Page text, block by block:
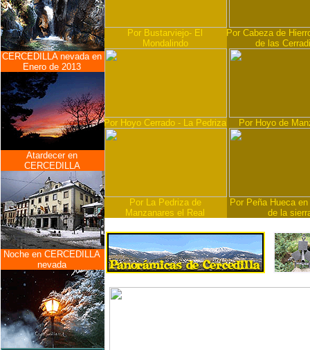
CERCEDILLA nevada en
Enero de 2013
Atardecer en
CERCEDILLA
Noche en CERCEDILLA
nevada
Por Bustarviejo- El
Mondalindo
Por Cabeza de
de las
Por Hoyo Cerrado - La Pedriza Por Hoyo de
Por La Pedriza de
Manzanares el Real
Por Peña Hueca
de la